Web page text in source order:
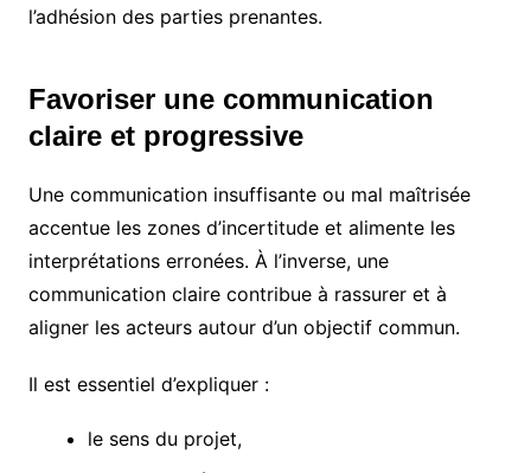
l’adhésion des parties prenantes.
Favoriser une communication
claire et progressive
Une communication insuffisante ou mal maîtrisée
accentue les zones d’incertitude et alimente les
interprétations erronées. À l’inverse, une
communication claire contribue à rassurer et à
aligner les acteurs autour d’un objectif commun.
Il est essentiel d’expliquer :
le sens du projet,